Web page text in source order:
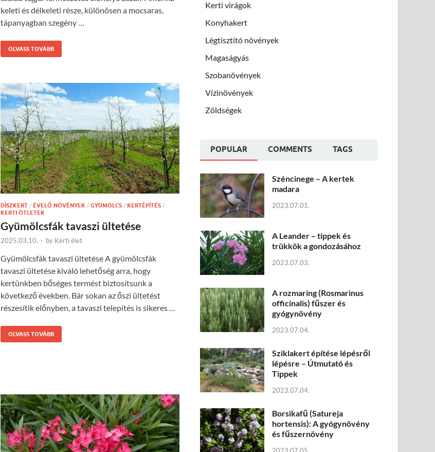
keleti és délkeleti része, különösen a mocsaras,
tápanyagban szegény …
OLVASS TOVÁBB
DÍSZKERT / ÉVELŐ NÖVÉNYEK / GYÜMÖLCS / KERTÉPÍTÉS /
KERTI ÖTLETEK
Gyümölcsfák tavaszi ültetése
2025.03.10. - by Kerti élet
Gyümölcsfák tavaszi ültetése A gyümölcsfák
tavaszi ültetése kiváló lehetőség arra, hogy
kertünkben bőséges termést biztosítsunk a
következő években. Bár sokan az őszi ültetést
részesítik előnyben, a tavaszi telepítés is sikeres …
OLVASS TOVÁBB
Kerti virágok
Konyhakert
Légtisztító növények
Magaságyás
Szobanövények
Vízinövények
Zöldségek
POPULAR COMMENTS TAGS
Széncinege – A kertek
madara
2023.07.01.
A Leander – tippek és
trükkök a gondozásához
2023.07.03.
A rozmaring (Rosmarinus
officinalis) fűszer és
gyógynövény
2023.07.04.
Sziklakert építése lépésről
lépésre – Útmutató és
Tippek
2023.07.04.
Borsikafű (Satureja
hortensis): A gyógynövény
és fűszernövény
2023.07.05.